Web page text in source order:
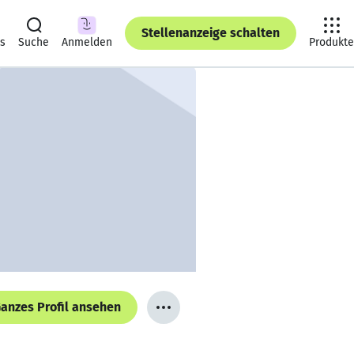
Suche Anmelden
Stellenanzeige schalten
Produkte
Profil ansehen